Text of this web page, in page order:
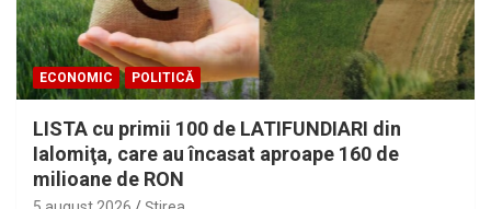
ECONOMIC POLITICĂ
LISTA cu primii 100 de LATIFUNDIARI din
Ialomiţa, care au încasat aproape 160 de
milioane de RON